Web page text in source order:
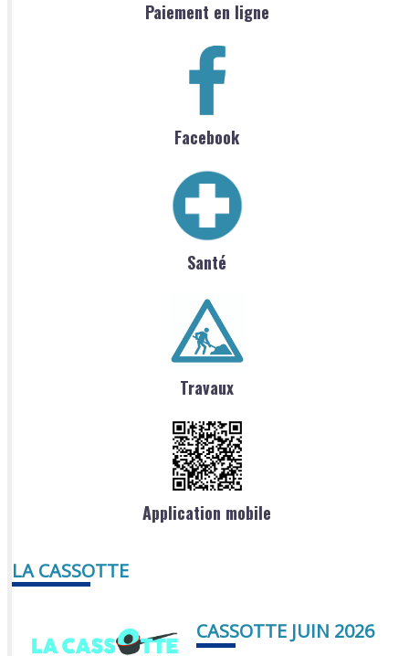
Paiement en ligne
Facebook
Santé
Travaux
Application mobile
LA CASSOTTE
CASSOTTE JUIN 2026